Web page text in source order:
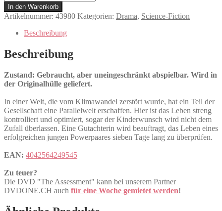
Assessment
Menge
In den Warenkorb
Artikelnummer: 43980 Kategorien: Drama, Science-Fiction
Beschreibung
Beschreibung
Zustand: Gebraucht, aber uneingeschränkt abspielbar. Wird in
der Originalhülle geliefert.
In einer Welt, die vom Klimawandel zerstört wurde, hat ein Teil der
Gesellschaft eine Parallelwelt erschaffen. Hier ist das Leben streng
kontrolliert und optimiert, sogar der Kinderwunsch wird nicht dem
Zufall überlassen. Eine Gutachterin wird beauftragt, das Leben eines
erfolgreichen jungen Powerpaares sieben Tage lang zu überprüfen.
EAN: 4042564249545
Zu teuer?
Die DVD "The Assessment" kann bei unserem Partner
DVDONE.CH auch für eine Woche gemietet werden!